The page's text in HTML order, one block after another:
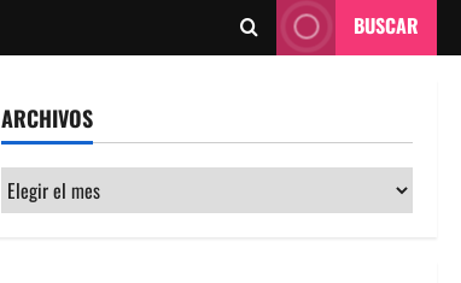
BUSCAR
ARCHIVOS
Archivos